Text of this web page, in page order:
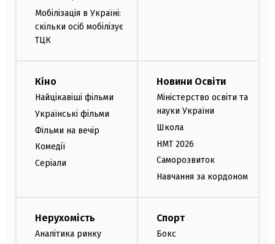
Мобілізація в Україні:
скільки осіб мобілізує
ТЦК
Кіно
Найцікавіші фільми
Українські фільми
Фільми на вечір
Комедії
Серіали
Новини Освіти
Міністерство освіти та
науки України
Школа
НМТ 2026
Саморозвиток
Навчання за кордоном
Нерухомість
Аналітика ринку
Спорт
Бокс